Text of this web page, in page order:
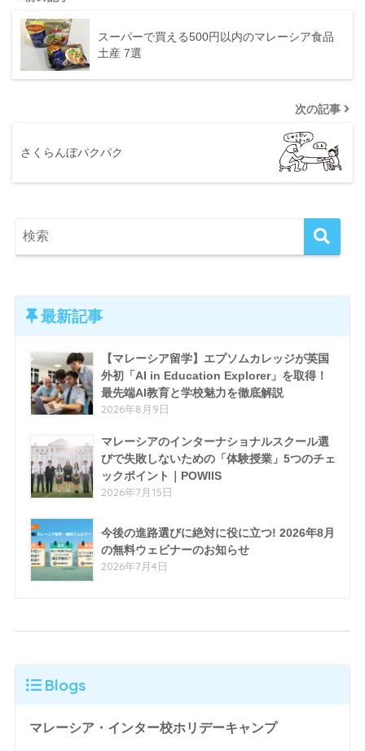
スーパーで買える500円以内のマレーシア食品
土産 7選
次の記事
さくらんぼパクパク
最新記事
【マレーシア留学】エプソムカレッジが英国
外初「AI in Education Explorer」を取得！
最先端AI教育と学校魅力を徹底解説
2026年8月9日
マレーシアのインターナショナルスクール選
びで失敗しないための「体験授業」5つのチェ
ックポイント｜POWIIS
2026年7月15日
今後の進路選びに絶対に役に立つ! 2026年8月
の無料ウェビナーのお知らせ
2026年7月4日
Blogs
マレーシア・インター校ホリデーキャンプ